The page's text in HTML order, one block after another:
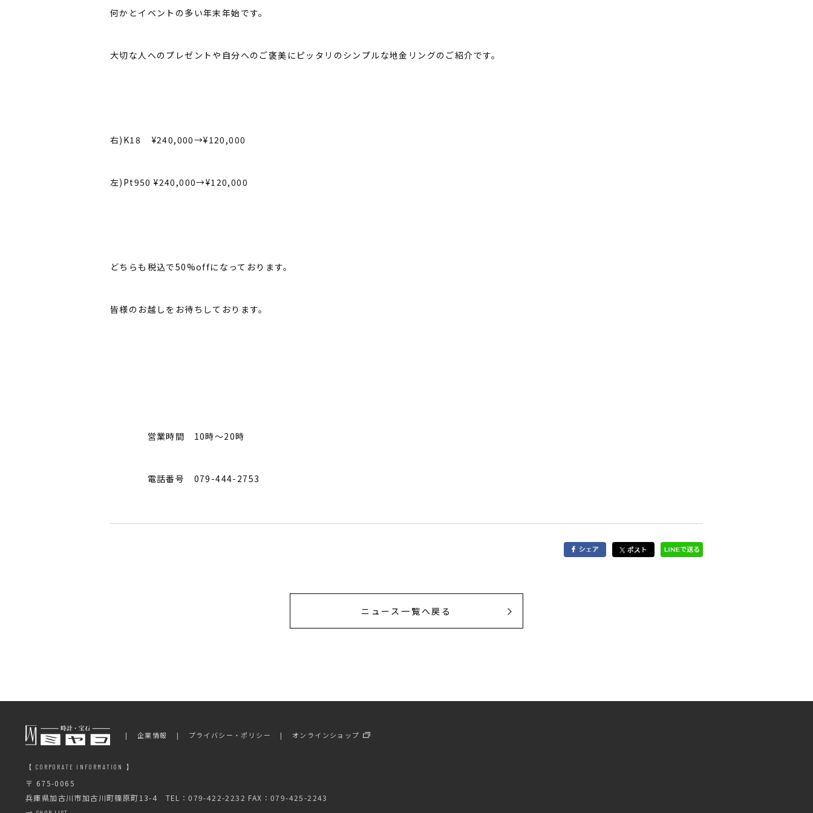
何かとイベントの多い年末年始です。
大切な人へのプレゼントや自分へのご褒美にピッタリのシンプルな地金リングのご紹介です。
右)K18 ¥240,000→¥120,000
左)Pt950 ¥240,000→¥120,000
どちらも税込で50%offになっております。
皆様のお越しをお待ちしております。
営業時間 10時〜20時
電話番号 079-444-2753
ニュース一覧へ戻る
企業情報 プライバシー・ポリシー オンラインショップ
【 CORPORATE INFORMATION 】
〒 675-0065
兵庫県加古川市加古川町篠原町13-4 TEL：079-422-2232 FAX：079-425-2243